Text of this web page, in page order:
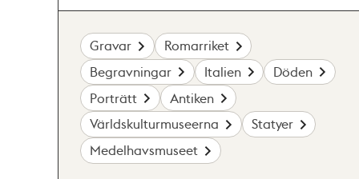
Gravar
Romarriket
Begravningar
Italien
Döden
Porträtt
Antiken
Världskulturmuseerna
Statyer
Medelhavsmuseet